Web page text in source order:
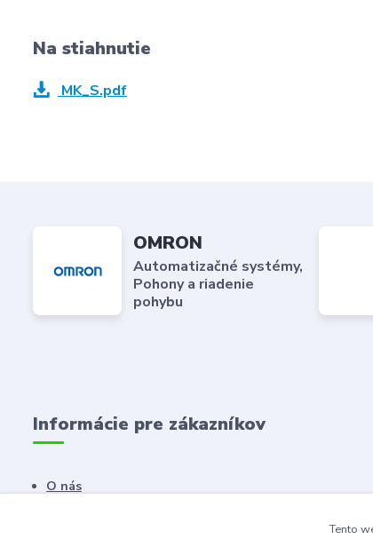
Na stiahnutie
MK_S.pdf
OMRON
Automatizačné systémy,
Pohony a riadenie
pohybu
Informácie pre zákazníkov
O nás
Tento